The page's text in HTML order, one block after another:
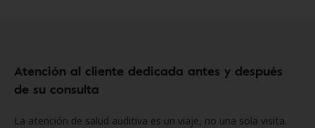
Atención al cliente dedicada antes y después
de su consulta
La atención de salud auditiva es un viaje, no una sola visita.